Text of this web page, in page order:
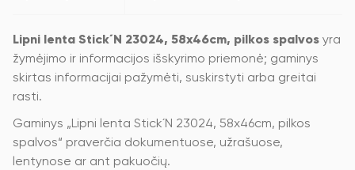
Lipni lenta Stick´N 23024, 58x46cm, pilkos spalvos yra
žymėjimo ir informacijos išskyrimo priemonė; gaminys
skirtas informacijai pažymėti, suskirstyti arba greitai
rasti.
Gaminys „Lipni lenta Stick´N 23024, 58x46cm, pilkos
spalvos“ praverčia dokumentuose, užrašuose,
lentynose ar ant pakuočių.